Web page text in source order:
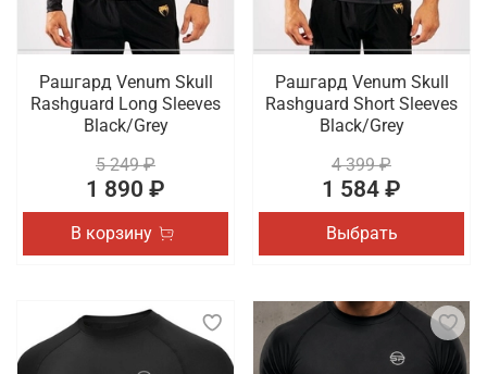
Рашгард Venum Skull
Rashguard Long Sleeves
Black/Grey
5 249 ₽
1 890 ₽
В корзину
Рашгард Venum Skull
Rashguard Short Sleeves
Black/Grey
4 399 ₽
1 584 ₽
Выбрать